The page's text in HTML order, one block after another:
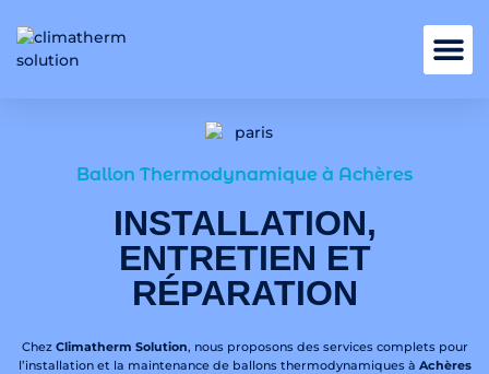
Ballon Thermodynamique à Achères
INSTALLATION,
ENTRETIEN ET
RÉPARATION
Chez Climatherm Solution, nous proposons des services complets pour
l’installation et la maintenance de ballons thermodynamiques à Achères